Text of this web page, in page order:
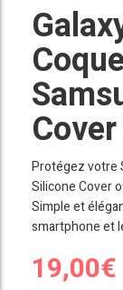
Cover
Protégez votre
Silicone Cover
Simple et
smartphone et
19,00€